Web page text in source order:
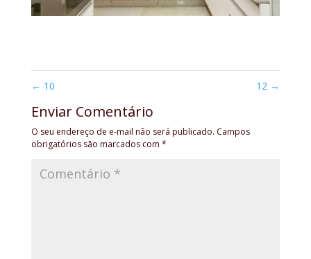
← 10 12 →
Enviar Comentário
O seu endereço de e-mail não será publicado. Campos
obrigatórios são marcados com *